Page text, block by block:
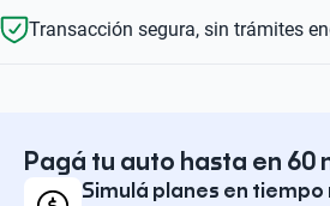
Transacción segura, sin trámites
Pagá tu auto hasta en 60
Simulá planes en tiempo